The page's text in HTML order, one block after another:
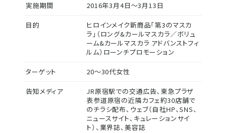
実施期間 2016年3月4日～3月13日
目的
ヒロインメイク新商品「第3のマスカ
ラ」（ロング&カールマスカラ／ボリュ
ーム&カールマスカラ アドバンストフィ
ルム）ローンチプロモーション
ターゲット 20～30代女性
告知メディア
JR原宿駅での交通広告、東急プラザ
表参道原宿の近隣カフェ約30店舗で
のチラシ配布、ウェブ（自社HP、SNS、
ニュースサイト、キュレーションサイ
ト）、業界誌、美容誌